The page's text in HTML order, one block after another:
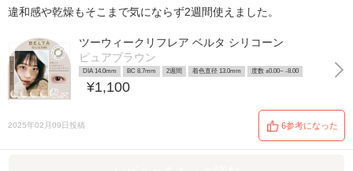
違和感や乾燥もそこまで気にならず2週間使えました。
ツーウィークリフレア ベルタ シリコーン
ピュアブラウン
DIA 14.0mm BC 8.7mm 2週間 着色直径 13.0mm 度数 ±0.00~ -8.00
¥1,100
2025年02月09日投稿 6参考になった